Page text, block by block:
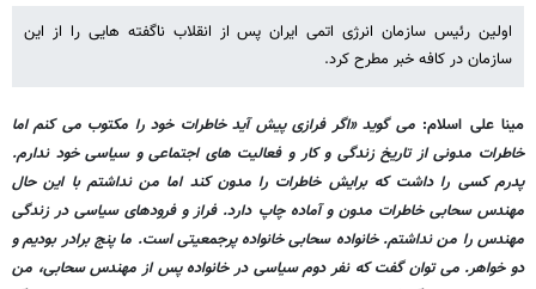
اولین رئیس سازمان انرژی اتمی ایران پس از انقلاب ناگفته هایی را از این
سازمان در کافه خبر مطرح کرد.
مینا علی اسلام:می گوید «اگر فرازی پیش آید خاطرات خود را مکتوب می کنم اما
خاطرات مدونی از تاریخ زندگی و کار و فعالیت های اجتماعی و سیاسی خود ندارم.
پدرم کسی را داشت که برایش خاطرات را مدون کند اما من نداشتم با این حال
مهندس سحابی خاطرات مدون و آماده چاپ دارد. فراز و فرودهای سیاسی در زندگی
مهندس را من نداشتم. خانواده سحابی خانواده پرجمعیتی است. ما پنج برادر بودیم و
دو خواهر. می توان گفت که نفر دوم سیاسی در خانواده پس از مهندس سحابی، من